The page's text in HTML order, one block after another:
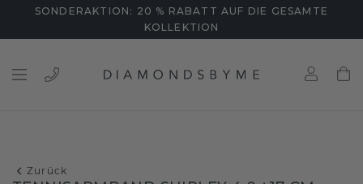
SONDERAKTION: 20 % RABATT AUF DIE GESAMTE
KOLLEKTION
Zurück